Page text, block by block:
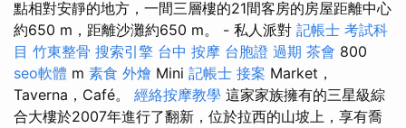
點​​相對安靜的地方，一間三層樓的21間客房的房屋距離中心
約650 m，距離沙灘約650 m。 - 私人派對 記帳士 考試科
目 竹東整骨 搜索引擎 台中 按摩 台胞證 過期 茶會 800
seo軟體 m 素食 外燴 Mini 記帳士 接案 Market，
Taverna，Café。 經絡按摩教學 這家家族擁有的三星級綜
合大樓於2007年進行了翻新，位於拉西的山坡上，享有喬